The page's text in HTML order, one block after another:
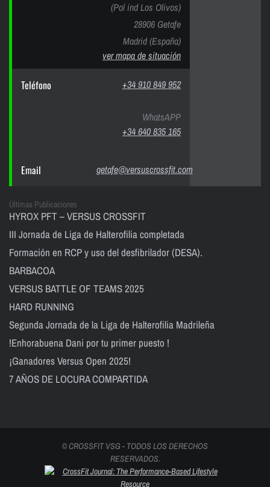
(Pol ind Los Olivos)
28906 Getafe
Madrid (España)
ver mapa de situación
Teléfono +34 910 849 952
WhatsAPP
+34 640 835 165
Email getafe@versuscrossfit.com
Últimas Publicaciones
HYROX PFT – VERSUS CROSSFIT
III Jornada de Liga de Halterofilia completada
Formación en RCP y uso del desfibrilador (DESA).
BARBACOA
VERSUS BATTLE OF TEAMS 2025
HARD RUNNING
Segunda Jornada de la Liga de Halterofilia Madrileña
!Enhorabuena Dani por tu primer puesto !
¡Ganadores Versus Open 2025!
7 AÑOS DE LOCURA COMPARTIDA
© CROSSFIT VSG - TODOS LOS DERECHOS
RESERVADOS.